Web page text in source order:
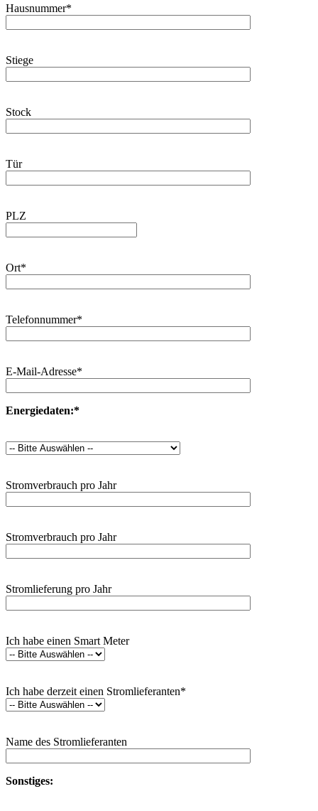
Hausnummer*
Stiege
Stock
Tür
PLZ
Ort*
Telefonnummer*
E-Mail-Adresse*
Energiedaten:*
Stromverbrauch pro Jahr
Stromverbrauch pro Jahr
Stromlieferung pro Jahr
Ich habe einen Smart Meter
Ich habe derzeit einen Stromlieferanten*
Name des Stromlieferanten
Sonstiges: